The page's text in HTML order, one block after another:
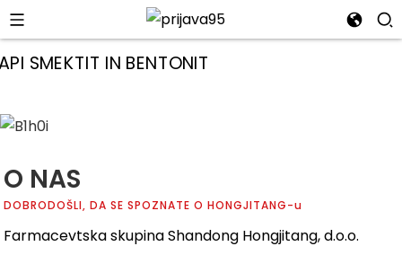
O NAS
DOBRODOŠLI, DA SE SPOZNATE O HONGJITANG-u
Farmacevtska skupina Shandong Hongjitang, d.o.o.